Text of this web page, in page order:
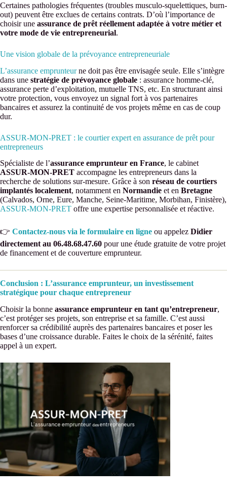
Certaines pathologies fréquentes (troubles musculo-squelettiques, burn-
out) peuvent être exclues de certains contrats. D’où l’importance de
choisir une assurance de prêt réellement adaptée à votre métier et
votre mode de vie entrepreneurial.
Une vision globale de la prévoyance entrepreneuriale
L’assurance emprunteurne doit pas être envisagée seule. Elle s’intègre
dans une stratégie de prévoyance globale : assurance homme-clé,
assurance perte d’exploitation, mutuelle TNS, etc. En structurant ainsi
votre protection, vous envoyez un signal fort à vos partenaires
bancaires et assurez la continuité de vos projets même en cas de coup
dur.
ASSUR-MON-PRET : le courtier expert en assurance de prêt pour
entrepreneurs
Spécialiste de l’assurance emprunteur en France, le cabinet
ASSUR-MON-PRET accompagne les entrepreneurs dans la
recherche de solutions sur-mesure. Grâce à son réseau de courtiers
implantés localement, notamment en Normandie et en Bretagne
(Calvados, Orne, Eure, Manche, Seine-Maritime, Morbihan, Finistère),
ASSUR-MON-PRET offre une expertise personnalisée et réactive.
👉 Contactez-nous via le formulaire en ligne ou appelez Didier
directement au 06.48.68.47.60 pour une étude gratuite de votre projet
de financement et de couverture emprunteur.
Conclusion : L’assurance emprunteur, un investissement
stratégique pour chaque entrepreneur
Choisir la bonne assurance emprunteur en tant qu’entrepreneur,
c’est protéger ses projets, son entreprise et sa famille. C’est aussi
renforcer sa crédibilité auprès des partenaires bancaires et poser les
bases d’une croissance durable. Faites le choix de la sérénité, faites
appel à un expert.